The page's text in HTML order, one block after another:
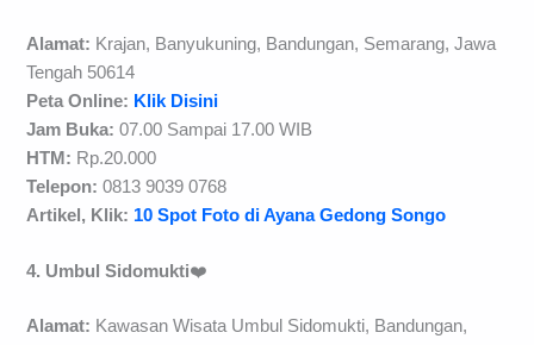
Alamat: Krajan, Banyukuning, Bandungan, Semarang, Jawa
Tengah 50614
Peta Online: Klik Disini
Jam Buka: 07.00 Sampai 17.00 WIB
HTM: Rp.20.000
Telepon: 0813 9039 0768
Artikel, Klik: 10 Spot Foto di Ayana Gedong Songo
4. Umbul Sidomukti❤️
Alamat: Kawasan Wisata Umbul Sidomukti, Bandungan,